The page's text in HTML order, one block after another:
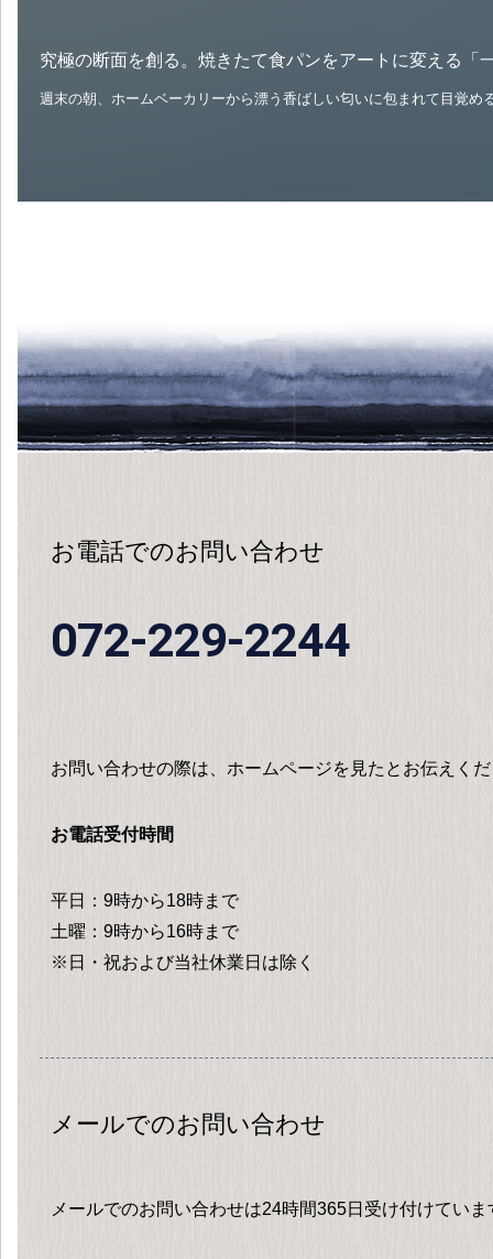
究極の断面を創る。焼きたて食パンをアートに変える「
お電話でのお問い合わせ
072-229-2244
お問い合わせの際は、ホームページを見たとお伝えく
お電話受付時間
平日：9時から18時まで
土曜：9時から16時まで
※日・祝および当社休業日は除く
メールでのお問い合わせ
メールでのお問い合わせは24時間365日受け付けてい